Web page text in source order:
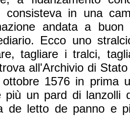
consisteva in una
andata a
Ecco uno
tagliare i tralci,
all'Archivio di
1576 in prima
più un pard di lanzolli
de letto de panno e